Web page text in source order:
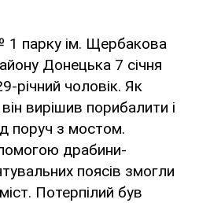
1 парку ім. Щербакова
Донецька 7 січня
річний чоловік. Як
вирішив порибалити і
поруч з мостом.
драбини-
поясів змогли
Потерпілий був